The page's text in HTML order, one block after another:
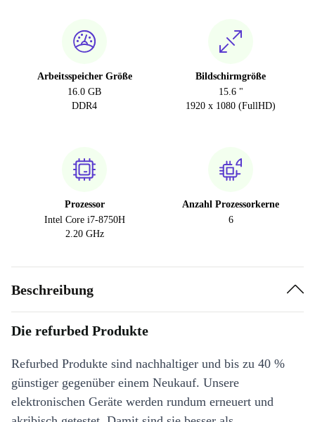
Arbeitsspeicher Größe
16.0 GB
DDR4
Bildschirmgröße
15.6 "
1920 x 1080 (FullHD)
Prozessor
Intel Core i7-8750H
2.20 GHz
Anzahl Prozessorkerne
6
Beschreibung
Die refurbed Produkte
Refurbed Produkte sind nachhaltiger und bis zu 40 %
günstiger gegenüber einem Neukauf. Unsere
elektronischen Geräte werden rundum erneuert und